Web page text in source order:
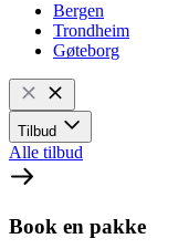
Bergen
Trondheim
Gøteborg
Tilbud
Alle tilbud
Book en pakke